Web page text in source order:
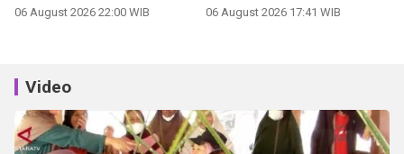
06 August 2026 22:00 WIB 06 August 2026 17:41 WIB
Video